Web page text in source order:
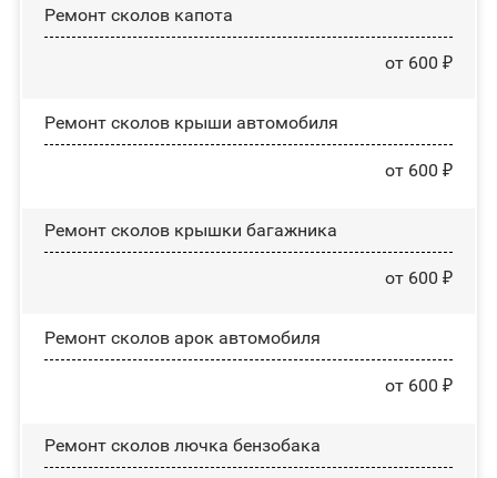
Ремонт сколов капота
от 600 ₽
Ремонт сколов крыши автомобиля
от 600 ₽
Ремонт сколов крышки багажника
от 600 ₽
Ремонт сколов арок автомобиля
от 600 ₽
Ремонт сколов лючка бензобака